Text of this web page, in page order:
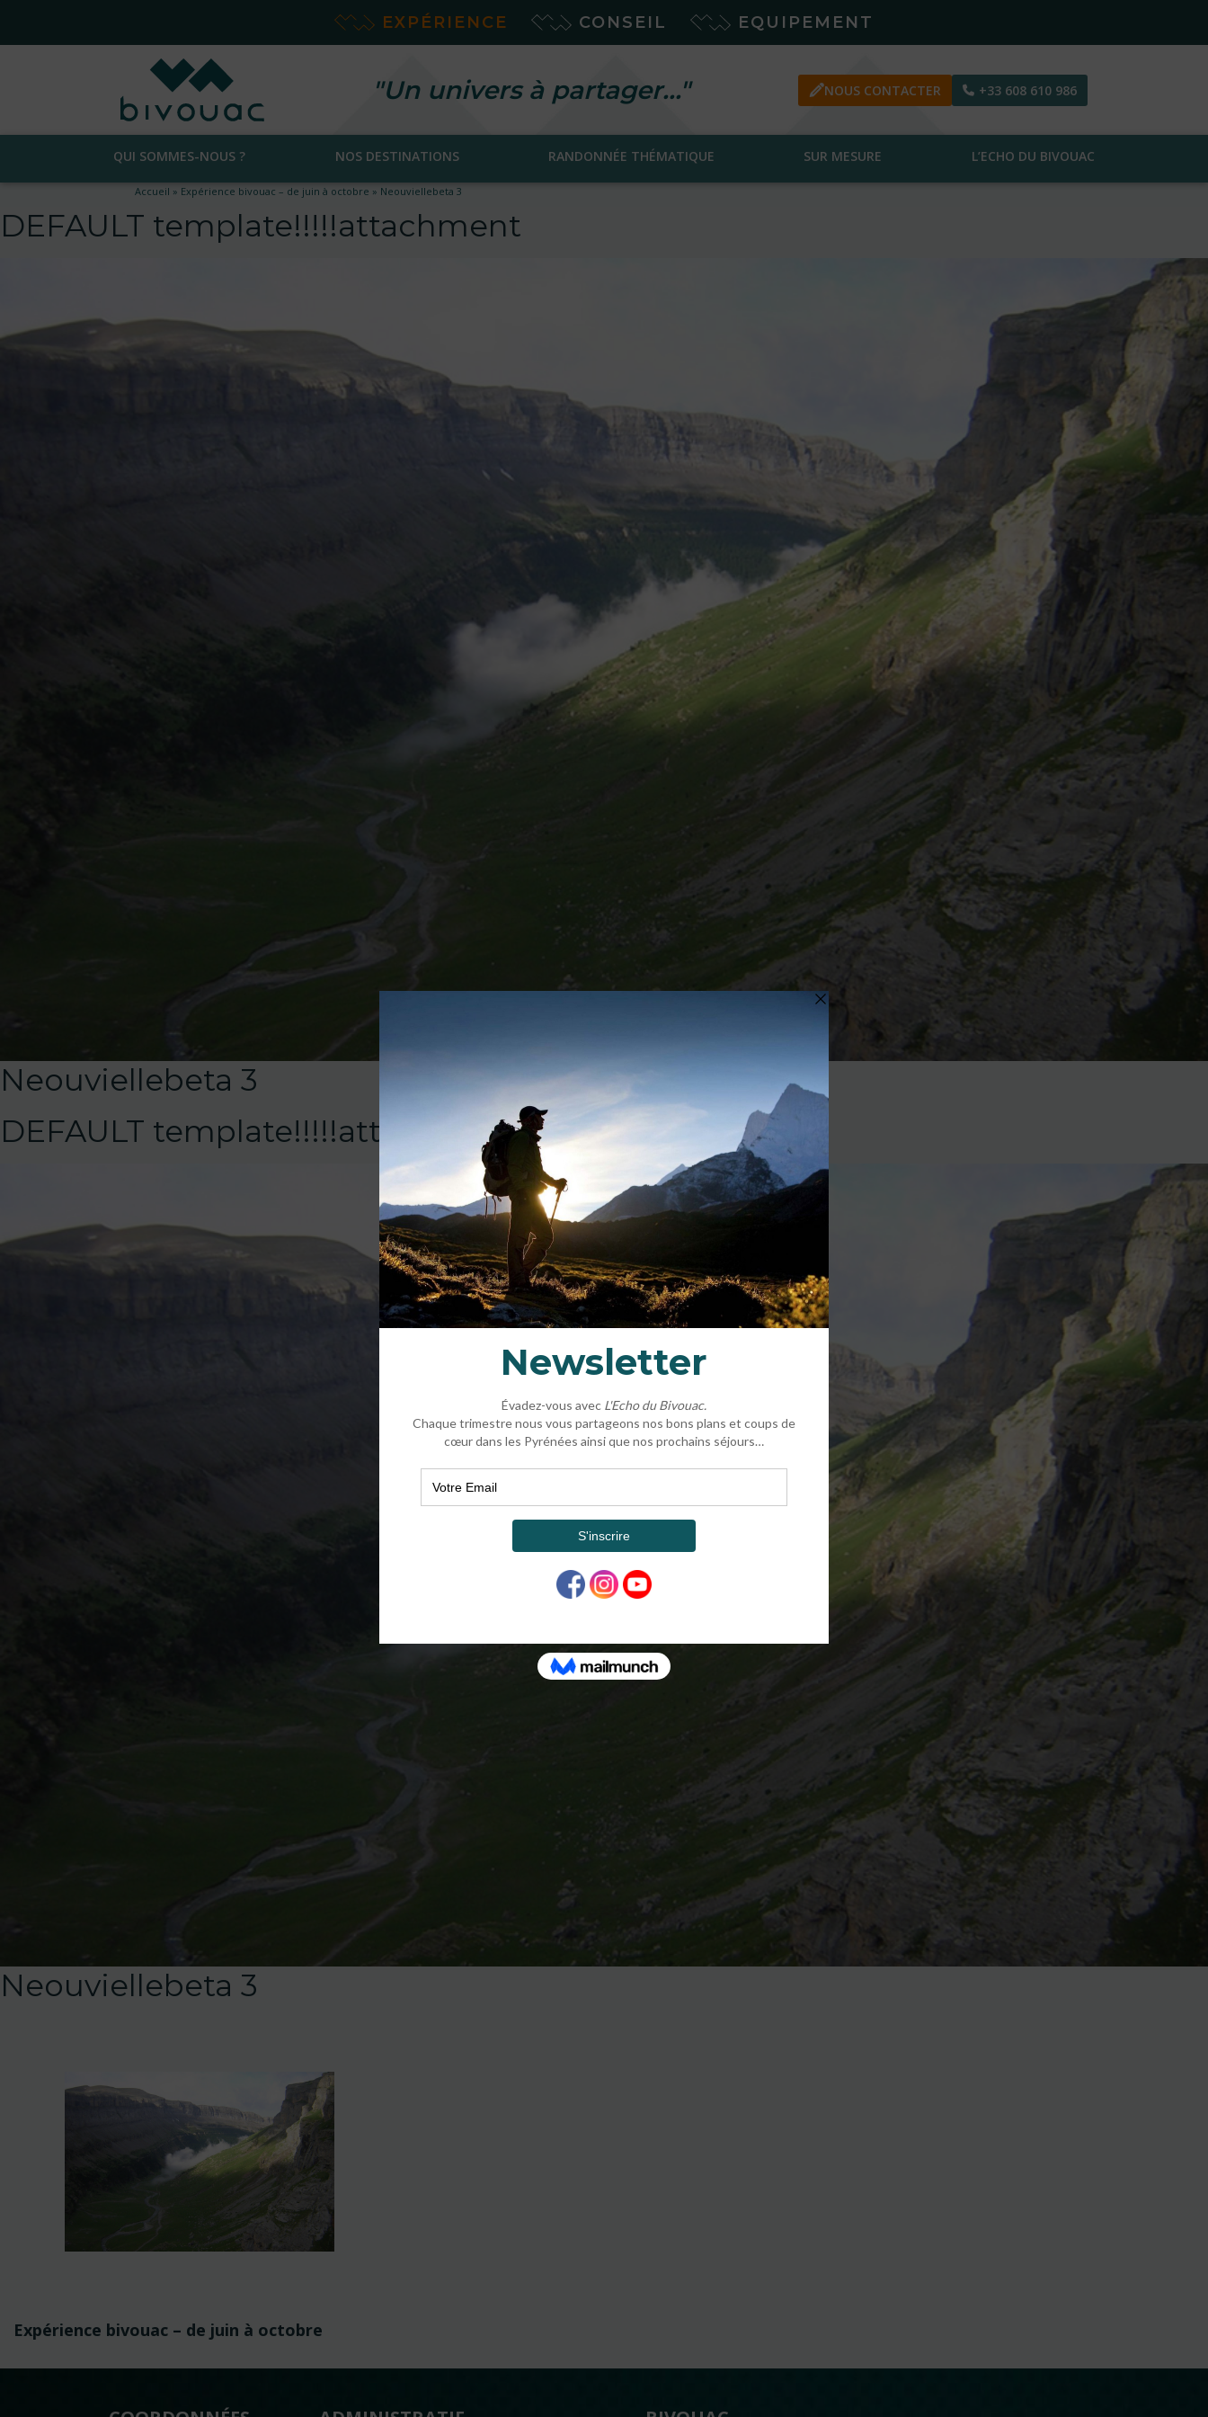
EXPÉRIENCE CONSEIL EQUIPEMENT
"Un univers à partager…" NOUS CONTACTER +33 608 610 986
QUI SOMMES-NOUS ? NOS DESTINATIONS RANDONNÉE THÉMATIQUE SUR MESURE L’ECHO DU BIVOUAC
Accueil » Expérience bivouac – de juin à octobre » Neouviellebeta 3
DEFAULT template!!!!!attachment
Neouviellebeta 3
DEFAULT template!!!!!attachment
Neouviellebeta 3
Navigation
de
Expérience bivouac – de juin à octobre